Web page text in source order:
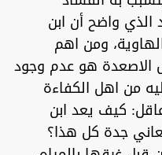
واضح أن ابن
ومن اهم
الاصعدة هو عدم وجود
من اهل الكفاءة
كيف يعد ابن
جدة كل هذا؟